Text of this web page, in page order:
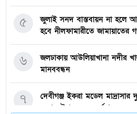
জুলাই সনদ বাস্তবায়ন না হলে
হবে নীলফামারীতে জামায়াতের
৫
জলঢাকায় আউলিয়াখানা নদীর
মানববন্ধন
৬
দেবীগঞ্জ ইকরা মডেল মাদ্রাসার
সম্পন্ন উপলক্ষে সংবর্ধনা
৭